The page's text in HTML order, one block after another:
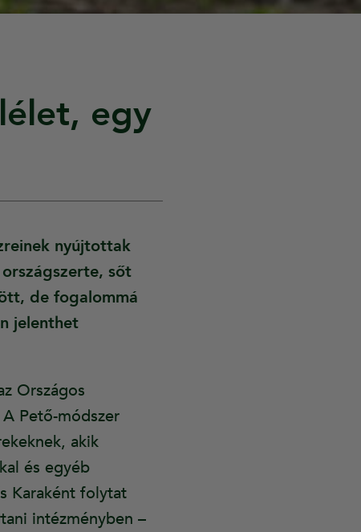
egy
nyújtottak
sőt
de fogalommá
jelenthet
Országos
Pető-módszer
akik
és egyéb
Karaként folytat
intézményben –